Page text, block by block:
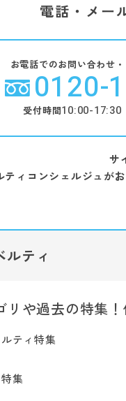
電話・メー
お電話でのお問い合わせ
0120-
受付時間10:00-17:30
サ
ティコンシェルジュが
ルティ
リや過去の特集